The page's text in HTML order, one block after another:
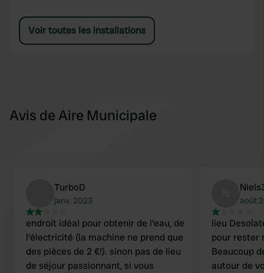
Voir toutes les installations
Avis de Aire Municipale
TurboD
janv. 2023
endroit idéal pour obtenir de l'eau, de
l'électricité (la machine ne prend que
des pièces de 2 €!). sinon pas de lieu
de séjour passionnant, si vous
août
lieu
pour rester
Beaucoup
autour de